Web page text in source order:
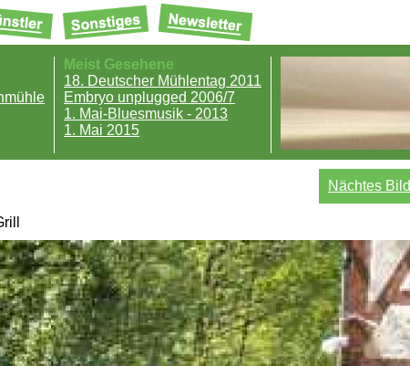
Meist Gesehene
18. Deutscher Mühlentag 2011
Embryo unplugged 2006/7
1. Mai-Bluesmusik - 2013
1. Mai 2015
Nächtes Bild